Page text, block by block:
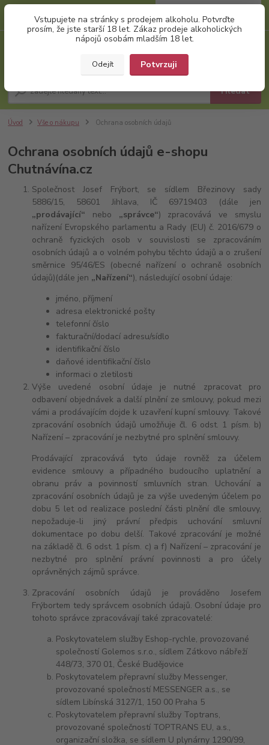
Vstupujete na stránky s prodejem alkoholu. Potvrďte
prosím, že jste starší 18 let. Zákaz prodeje alkoholických
nápojů osobám mladším 18 let.
Odejít Potvrzuji
Hledat
(Po-Pá, 8:00-17:00)
za0,00 Kč
Úvod Vše o nákupu Ochrana osobních údajů
Ochrana osobních údajů e-shopu
Chutnávína.cz
Společnost Josef Frýbort, se sídlem Březinovy sady
5886/15, 58601 Jihlava, IČ 69719403 (dále jen
„prodávající“ nebo „správce“) zpracovává ve smyslu
nařízení Evropského parlamentu a Rady (EU) č. 2016/679 o
ochraně fyzických osob v souvislosti se zpracováním
osobních údajů a o volném pohybu těchto údajů a o zrušení
směrnice 95/46/ES (obecné nařízení o ochraně osobních
údajů)(dále jen „Nařízení“), následující osobní údaje:
jméno, příjmení
adresa elektronické pošty
telefonní číslo
fakturační/dodací adresu/sídlo
identifikační číslo
daňové identifikační číslo
informaci o zletilosti
Výše uvedené osobní údaje je nutné zpracovat pro
odbavení objednávek a další plnění ze smlouvy, pokud mezi
vámi a prodávajícím dojde k uzavření kupní smlouvy. Takové
zpracování osobních údajů umožňuje čl. 6 odst. 1 písm. b)
Nařízení – zpracování je nezbytné pro splnění smlouvy.
Prodávající zpracovává tyto údaje rovněž za účelem
evidence smlouvy a případného budoucího uplatnění a
obranu práv a povinností smluvních stran. Uchování a
zpracování osobních údajů je za výše uvedeným účelem po
dobu 5 let od realizace poslední části plnění dle smlouvy,
nepožaduje-li jiný právní předpis uchování smluvní
dokumentace po dobu delší. Takové zpracování je možné
na základě čl. 6 odst. 1 písm. c) a f) Nařízení – zpracování je
nezbytné pro splnění právní povinnosti a pro účely
oprávněných zájmů správce.
Zpracování osobních údajů je prováděno Josefem
Frýbortem tedy správcem osobních údajů. Osobní údaje pro
tohoto správce zpracovávají také zpracovatelé:
Poskytovatelem služby Eshop-rychle, provozované
společností Golemos s.r.o., sídlem Zátkovo nábřeží
448/73, 370 01, České Budějovice
Poskytovatelem přepravní služby Messenger,
provozované společností MESSENGER a.s., se
sídlem Libínská 3127/1, 150 00 Praha 5
Poskytovatelem přepravní služby Toptrans,
provozované společností TOPTRANS EU, a.s.,
organizační složka, se sídlem U plynárny 1290/99,